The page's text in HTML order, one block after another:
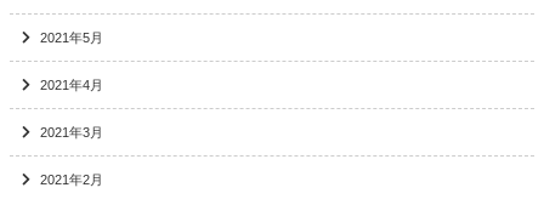
2021年5月
2021年4月
2021年3月
2021年2月